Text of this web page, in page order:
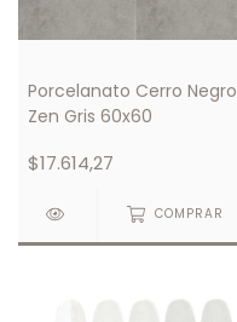
Porcelanato Cerro Negro
Zen Gris 60x60
$17.614,27
COMPRAR